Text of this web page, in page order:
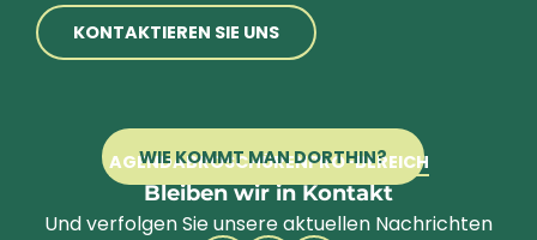
KONTAKTIEREN SIE UNS
WIE KOMMT MAN DORTHIN?
AGENDABROSCHÜRENPRO-BEREICH
Bleiben wir in Kontakt
Und verfolgen Sie unsere aktuellen Nachrichten